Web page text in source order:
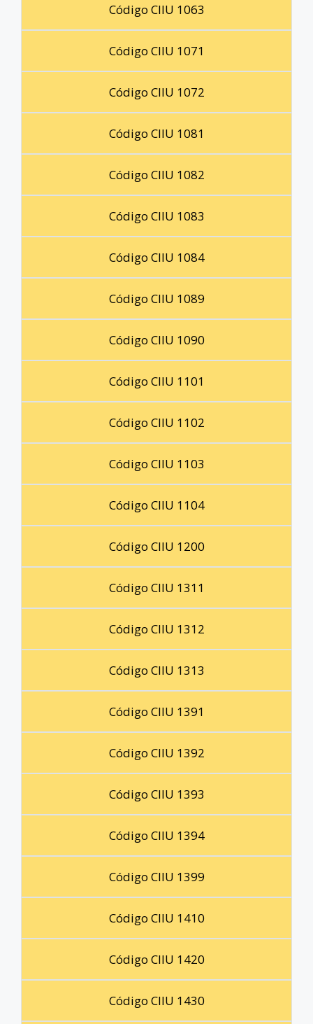
Código CIIU 1063
Código CIIU 1071
Código CIIU 1072
Código CIIU 1081
Código CIIU 1082
Código CIIU 1083
Código CIIU 1084
Código CIIU 1089
Código CIIU 1090
Código CIIU 1101
Código CIIU 1102
Código CIIU 1103
Código CIIU 1104
Código CIIU 1200
Código CIIU 1311
Código CIIU 1312
Código CIIU 1313
Código CIIU 1391
Código CIIU 1392
Código CIIU 1393
Código CIIU 1394
Código CIIU 1399
Código CIIU 1410
Código CIIU 1420
Código CIIU 1430